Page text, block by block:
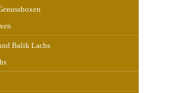
Balik Lachs